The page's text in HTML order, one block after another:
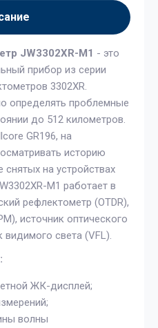
JW3302XR-M1 - это
прибор из серии
3302XR.
определять проблемные
до 512 километров.
GR196, на
историю
на устройствах
M1 работает в
рефлектометр (OTDR),
источник оптического
видимого света (VFL).
ЖК-дисплей;
волны